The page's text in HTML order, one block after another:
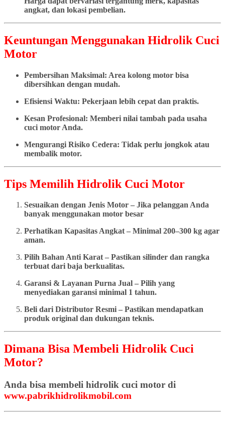
angkat, dan lokasi pembelian.
Keuntungan Menggunakan Hidrolik Cuci
Motor
Pembersihan Maksimal: Area kolong motor bisa
dibersihkan dengan mudah.
Efisiensi Waktu: Pekerjaan lebih cepat dan praktis.
Kesan Profesional: Memberi nilai tambah pada usaha
cuci motor Anda.
Mengurangi Risiko Cedera: Tidak perlu jongkok atau
membalik motor.
Tips Memilih Hidrolik Cuci Motor
Sesuaikan dengan Jenis Motor – Jika pelanggan Anda
banyak menggunakan motor besar
Perhatikan Kapasitas Angkat – Minimal 200–300 kg agar
aman.
Pilih Bahan Anti Karat – Pastikan silinder dan rangka
terbuat dari baja berkualitas.
Garansi & Layanan Purna Jual – Pilih yang
menyediakan garansi minimal 1 tahun.
Beli dari Distributor Resmi – Pastikan mendapatkan
produk original dan dukungan teknis.
Dimana Bisa Membeli Hidrolik Cuci
Motor?
Anda bisa membeli hidrolik cuci motor di
www.pabrikhidrolikmobil.com